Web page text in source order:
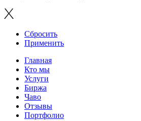
Сбросить
Применить
Главная
Кто мы
Услуги
Биржа
Чаво
Отзывы
Портфолио